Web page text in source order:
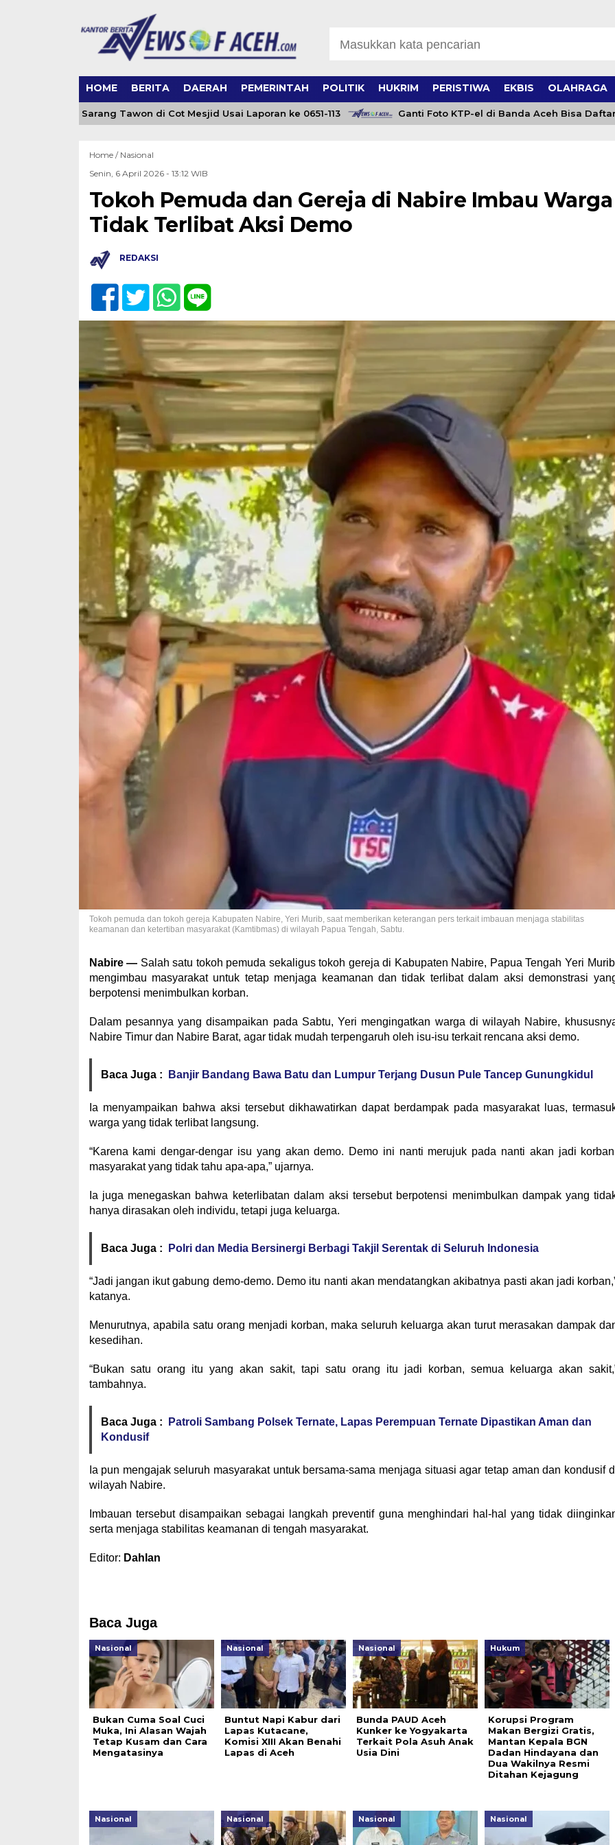
HOME BERITA DAERAH PEMERINTAH POLITIK HUKRIM PERISTIWA EKBIS OLAHRAGA
Evakuasi Sarang Tawon di Cot Mesjid Usai Laporan ke 0651-113 Ganti Foto KTP-el di Banda Aceh Bisa Daftar
Home / Nasional
Senin, 6 April 2026 - 13:12 WIB
Tokoh Pemuda dan Gereja di Nabire Imbau Warga
Tidak Terlibat Aksi Demo
REDAKSI
Tokoh pemuda dan tokoh gereja Kabupaten Nabire, Yeri Murib, saat memberikan keterangan pers terkait imbauan menjaga stabilitas
keamanan dan ketertiban masyarakat (Kamtibmas) di wilayah Papua Tengah, Sabtu.
Nabire — Salah satu tokoh pemuda sekaligus tokoh gereja di Kabupaten Nabire, Papua Tengah Yeri
mengimbau masyarakat untuk tetap menjaga keamanan dan tidak terlibat dalam aksi demonstrasi
berpotensi menimbulkan korban.
Dalam pesannya yang disampaikan pada Sabtu, Yeri mengingatkan warga di wilayah Nabire,
Nabire Timur dan Nabire Barat, agar tidak mudah terpengaruh oleh isu-isu terkait rencana aksi demo.
Baca Juga : Banjir Bandang Bawa Batu dan Lumpur Terjang Dusun Pule Tancep Gunungkidul
Ia menyampaikan bahwa aksi tersebut dikhawatirkan dapat berdampak pada masyarakat luas,
warga yang tidak terlibat langsung.
“Karena kami dengar-dengar isu yang akan demo. Demo ini nanti merujuk pada nanti akan jadi
masyarakat yang tidak tahu apa-apa,” ujarnya.
Ia juga menegaskan bahwa keterlibatan dalam aksi tersebut berpotensi menimbulkan dampak yang
hanya dirasakan oleh individu, tetapi juga keluarga.
Baca Juga : Polri dan Media Bersinergi Berbagi Takjil Serentak di Seluruh Indonesia
“Jadi jangan ikut gabung demo-demo. Demo itu nanti akan mendatangkan akibatnya pasti akan jadi
katanya.
Menurutnya, apabila satu orang menjadi korban, maka seluruh keluarga akan turut merasakan dampak
kesedihan.
“Bukan satu orang itu yang akan sakit, tapi satu orang itu jadi korban, semua keluarga akan
tambahnya.
Baca Juga :
Patroli Sambang Polsek Ternate, Lapas Perempuan Ternate Dipastikan Aman dan
Kondusif
Ia pun mengajak seluruh masyarakat untuk bersama-sama menjaga situasi agar tetap aman dan kondusif
wilayah Nabire.
Imbauan tersebut disampaikan sebagai langkah preventif guna menghindari hal-hal yang tidak
serta menjaga stabilitas keamanan di tengah masyarakat.
Editor: Dahlan
Baca Juga
Nasional
Bukan Cuma Soal Cuci
Muka, Ini Alasan Wajah
Tetap Kusam dan Cara
Mengatasinya
Nasional
Buntut Napi Kabur dari
Lapas Kutacane,
Komisi XIII Akan Benahi
Lapas di Aceh
Nasional
Bunda PAUD Aceh
Kunker ke Yogyakarta
Terkait Pola Asuh Anak
Usia Dini
Hukum
Korupsi Program
Makan Bergizi Gratis,
Mantan Kepala BGN
Dadan Hindayana dan
Dua Wakilnya Resmi
Ditahan Kejagung
Nasional Nasional Nasional Nasional